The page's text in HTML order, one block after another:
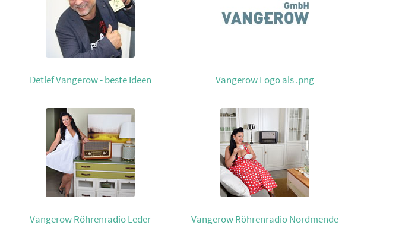
Detlef Vangerow - beste Ideen Vangerow Logo als .png
Vangerow Röhrenradio Leder
Vangerow Röhrenradio Nordmende